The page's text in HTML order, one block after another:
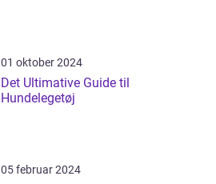
01 oktober 2024
Det Ultimative Guide til
Hundelegetøj
05 februar 2024